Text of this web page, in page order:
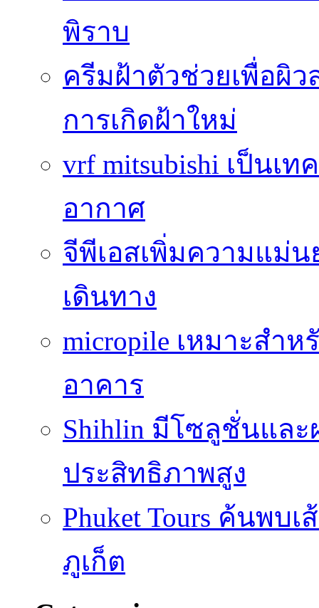
พิราบ
ครีมฝ้าตัวช่วยเพื่อผิ
การเกิดฝ้าใหม่
vrf mitsubishi เป็นเ
อากาศ
จีพีเอสเพิ่มความแม่
เดินทาง
micropile เหมาะสำ
อาคาร
Shihlin มีโซลูชั่นแล
ประสิทธิภาพสูง
Phuket Tours ค้นพบ
ภูเก็ต